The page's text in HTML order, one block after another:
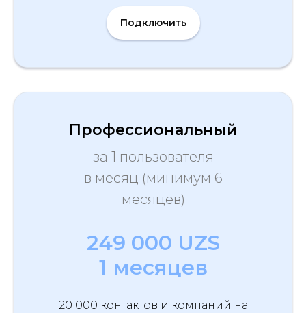
Подключить
Профессиональный
за 1 пользователя
в месяц (минимум 6
месяцев)
249 000 UZS
1 месяцев
20 000 контактов и компаний на